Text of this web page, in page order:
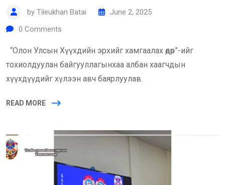
by Tileukhan Batai
June 2, 2025
0 Comments
“Олон Улсын Хүүхдийн эрхийг хамгаалах өдөр”-ийг
тохиолдуулан байгууллагынхаа албан хаагчдын
хүүхдүүдийг хүлээн авч баярлуулав.
READ MORE